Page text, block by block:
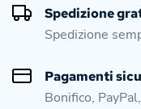
Spedizione
Spedizione
Pagamenti
Bonifico,